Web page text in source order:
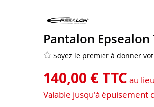
Pantalon
Soyez le premier à donner
140,00 € TTC au
Valable jusqu'à épuisement